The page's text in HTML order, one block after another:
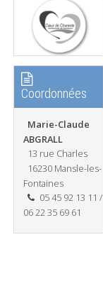
Coordonnées
Marie-Claude
ABGRALL
13 rue Charles
16230 Mansle-les-
Fontaines
05 45 92 13 11 /
06 22 35 69 61